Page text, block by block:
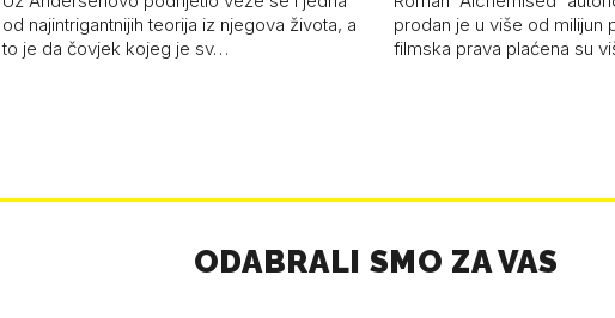
od najintrigantnijih teorija iz njegova života, a
to je da čovjek kojeg je sv…
prodan je u više od milijun
filmska prava plaćena su